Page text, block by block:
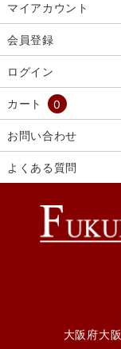
マイアカウント
会員登録
ログイン
カート 0
お問い合わせ
よくある質問
大阪府大